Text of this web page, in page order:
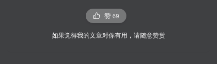
赞69
如果觉得我的文章对你有用，请随意赞赏